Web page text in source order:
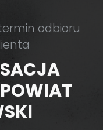
odbioru